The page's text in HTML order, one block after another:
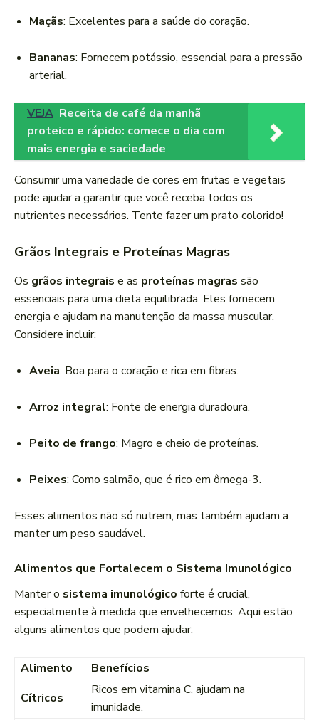
Maçãs: Excelentes para a saúde do coração.
Bananas: Fornecem potássio, essencial para a pressão
arterial.
VEJA Receita de café da manhã
proteico e rápido: comece o dia com
mais energia e saciedade
Consumir uma variedade de cores em frutas e vegetais
pode ajudar a garantir que você receba todos os
nutrientes necessários. Tente fazer um prato colorido!
Grãos Integrais e Proteínas Magras
Os grãos integrais e as proteínas magras são
essenciais para uma dieta equilibrada. Eles fornecem
energia e ajudam na manutenção da massa muscular.
Considere incluir:
Aveia: Boa para o coração e rica em fibras.
Arroz integral: Fonte de energia duradoura.
Peito de frango: Magro e cheio de proteínas.
Peixes: Como salmão, que é rico em ômega-3.
Esses alimentos não só nutrem, mas também ajudam a
manter um peso saudável.
Alimentos que Fortalecem o Sistema Imunológico
Manter o sistema imunológico forte é crucial,
especialmente à medida que envelhecemos. Aqui estão
alguns alimentos que podem ajudar:
Alimento
Benefícios
Cítricos
Ricos em vitamina C, ajudam na
imunidade.